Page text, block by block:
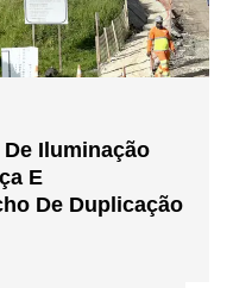
Iluminação
E
De Duplicação